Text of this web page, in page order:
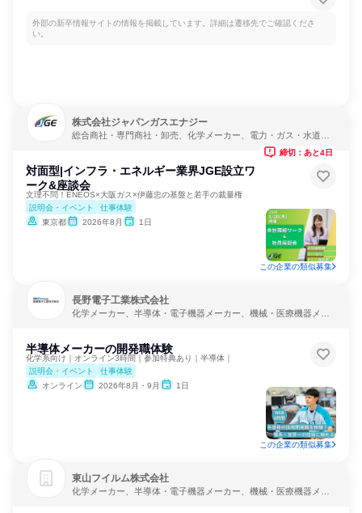
外部の新卒情報サイトの情報を掲載しています。詳細は遷移先でご確認くださ
い。
株式会社ジャパンガスエナジー
総合商社・専門商社・卸売、化学メーカー、電力・ガス・水道・
対面型|インフラ・エネルギー業界JGE設立ワ
ーク&座談会
文理不問！ENEOS×大阪ガス×伊藤忠の基盤と若手の裁量権
説明会・イベント
仕事体験
東京都
2026年8月 1日
締切：あと4日
この企業の類似募集
長野電子工業株式会社
化学メーカー、半導体・電子機器メーカー、機械・医療機器メー
半導体メーカーの開発職体験
化学系向け｜オンライン3時間｜参加特典あり｜半導体｜
説明会・イベント
仕事体験
オンライン
2026年8月・9月 1日
この企業の類似募集
東山フイルム株式会社
化学メーカー、半導体・電子機器メーカー、機械・医療機器メー